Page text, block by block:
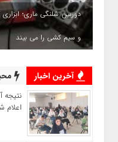
دوربین شلنگی ماری؛
و سیم کشی را می بیند
آخرین اخبار
اعلام